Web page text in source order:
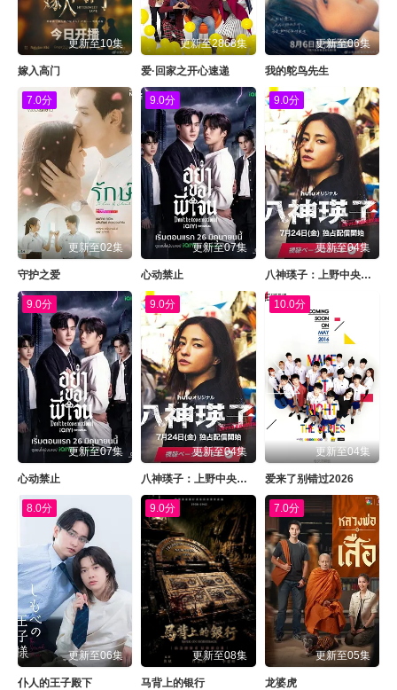
更新至10集
嫁入高门
更新至2868集
爱·回家之开心速递
更新至06集
我的鸵鸟先生
7.0分
更新至02集
守护之爱
9.0分
更新至07集
心动禁止
9.0分
更新至04集
八神瑛子：上野中央署组织犯罪对策课
9.0分
更新至07集
心动禁止
9.0分
更新至04集
八神瑛子：上野中央署组织犯罪对策课
10.0分
更新至04集
爱来了别错过2026
8.0分
更新至06集
仆人的王子殿下
9.0分
更新至08集
马背上的银行
7.0分
更新至05集
龙婆虎